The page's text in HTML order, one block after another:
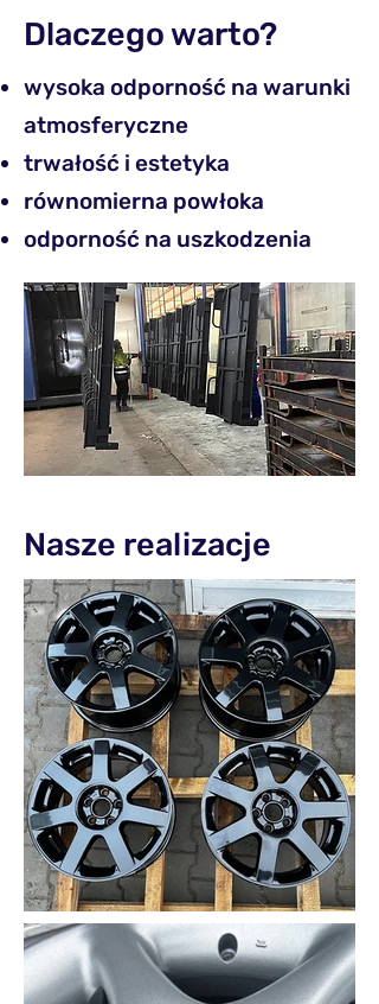
Dlaczego warto?
wysoka odporność na warunki
atmosferyczne
trwałość i estetyka
równomierna powłoka
odporność na uszkodzenia
Nasze realizacje